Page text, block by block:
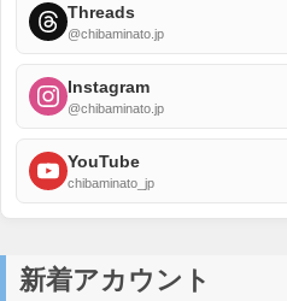
Threads
@chibaminato.jp
Instagram
@chibaminato.jp
YouTube
chibaminato_jp
新着アカウント